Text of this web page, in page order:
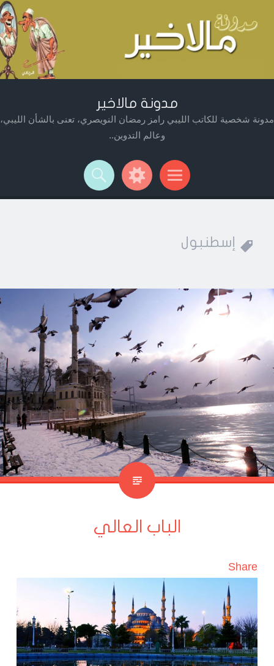
مدونة مالاخير
مدونة شخصية للكاتب الليبي رامز رمضان النويصري، تعنى بالشأن الليبي،
وعالم التدوين..
Menu
Widgets
Search
إسطنبول
الباب العالي
Share